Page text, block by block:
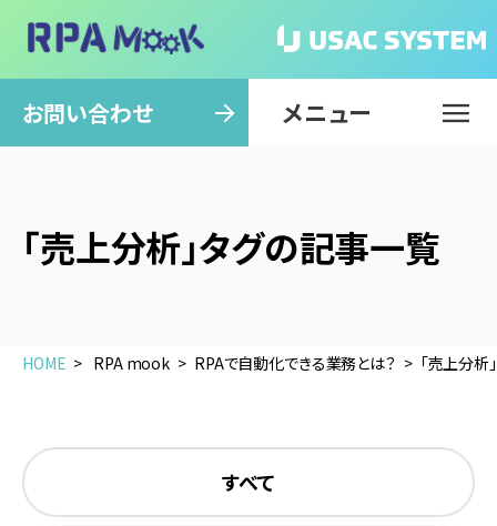
お問い合わせ メニュー
閉じる
「売上分析」タグの記事一覧
HOME RPA mook RPAで自動化できる業務とは？ 「売上分析
すべて